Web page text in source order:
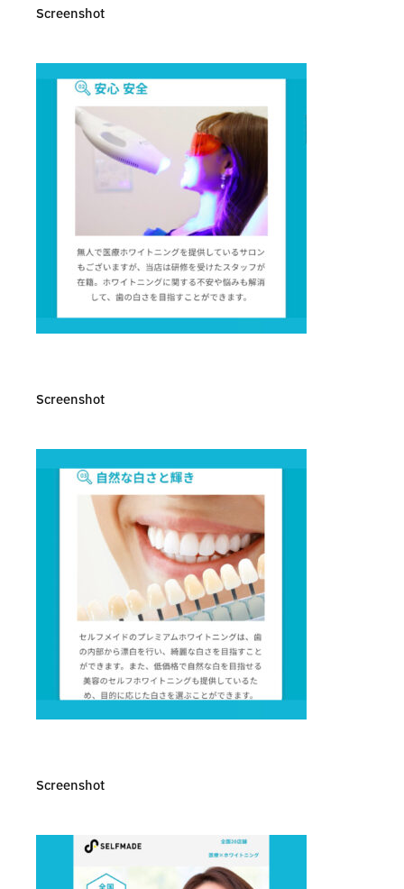
Screenshot
Screenshot
Screenshot